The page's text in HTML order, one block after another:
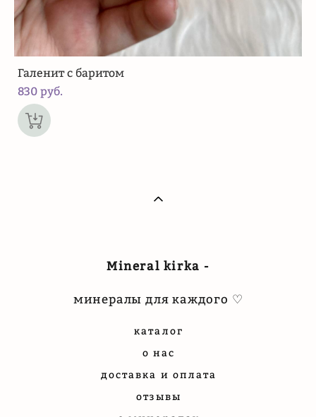
Галенит с баритом
830 pуб.
Mineral kirka -
минералы для каждого ♡
каталог
о нас
доставка и оплата
отзывы